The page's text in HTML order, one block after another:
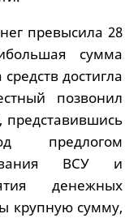
превысила 28
сумма
достигла
позвонил
предлогом
ВСУ и
денежных
крупную сумму,